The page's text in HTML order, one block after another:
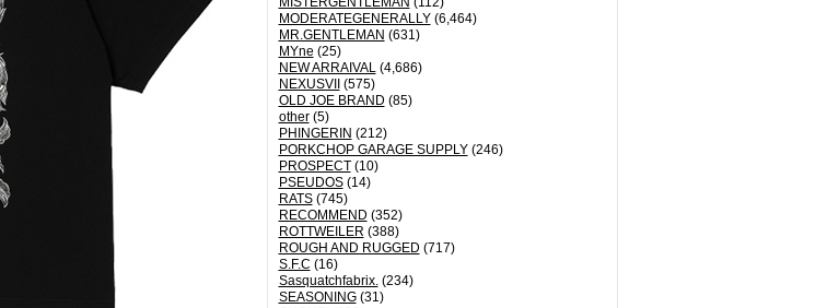
MODERATEGENERALLY(6,464)
MR.GENTLEMAN (631)
MYne (25)
NEW ARRAIVAL(4,686)
NEXUSVII
(575)
OLD JOE BRAND (85)
other(5)
PHINGERIN (212)
PORKCHOP GARAGE SUPPLY(246)
PROSPECT(10)
PSEUDOS(14)
RATS(745)
RECOMMEND (352)
ROTTWEILER (388)
ROUGH AND RUGGED (717)
S.F.C (16)
Sasquatchfabrix.(234)
SEASONING(31)